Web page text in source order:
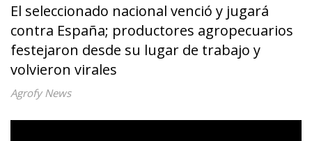
El seleccionado nacional venció y jugará
contra España; productores agropecuarios
festejaron desde su lugar de trabajo y
volvieron virales
Agrofy News